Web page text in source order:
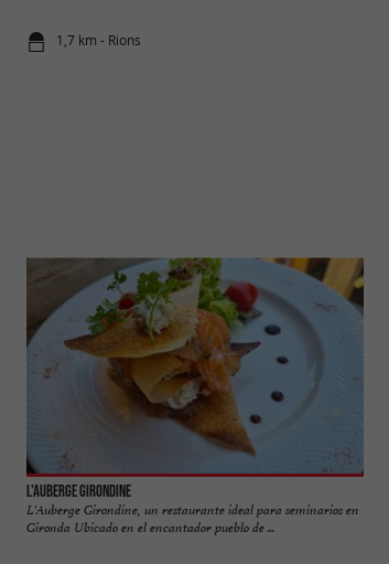
1,7 km - Rions
L'Auberge Girondine
L'Auberge Girondine, un restaurante ideal para seminarios en
Gironda Ubicado en el encantador pueblo de ...